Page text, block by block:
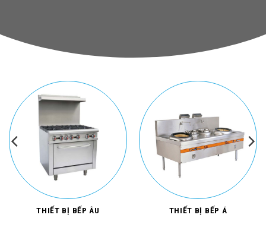
THIẾT BỊ BẾP ÂU THIẾT BỊ BẾP Á